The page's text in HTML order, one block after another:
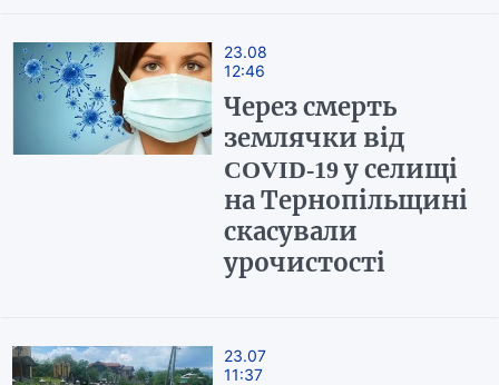
23.08
12:46
Через смерть
землячки від
COVID-19 у селищі
на Тернопільщині
скасували
урочистості
23.07
11:37